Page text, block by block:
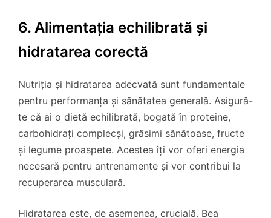
6. Alimentația echilibrată și
hidratarea corectă
Nutriția și hidratarea adecvată sunt fundamentale
pentru performanța și sănătatea generală. Asigură-
te că ai o dietă echilibrată, bogată în proteine,
carbohidrați complecși, grăsimi sănătoase, fructe
și legume proaspete. Acestea îți vor oferi energia
necesară pentru antrenamente și vor contribui la
recuperarea musculară.
Hidratarea este, de asemenea, crucială. Bea